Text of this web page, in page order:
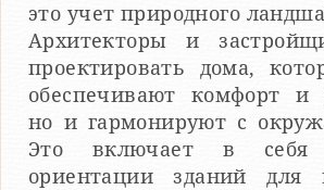
это учет природного
Архитекторы и
проектировать дома,
обеспечивают комфорт и
но и гармонируют с
Это включает в себя
ориентации зданий для